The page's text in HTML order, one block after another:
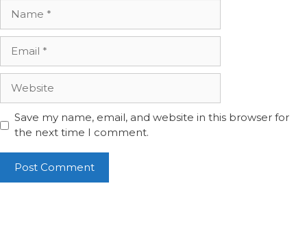
Save my name, email, and website in this browser for
the next time I comment.